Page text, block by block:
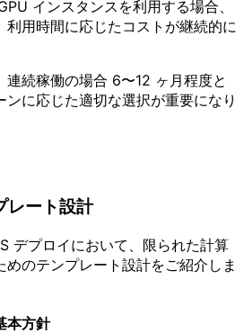
インスタンスを利用する場合、
利用時間に応じたコストが継続的に
続稼働の場合 6〜12 ヶ月程度と
ンに応じた適切な選択が重要になり
レート設計
デプロイにおいて、限られた計算
のテンプレート設計をご紹介しま
本方針